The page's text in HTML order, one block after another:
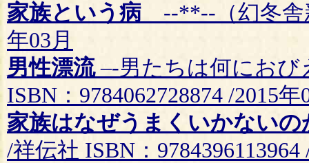
家族という病 --**--（幻冬舎
年03月
男性漂流–-男たちは何にお
ISBN：9784062728874 /2015年
家族はなぜうまくいかないの
/祥伝社 ISBN：9784396113964